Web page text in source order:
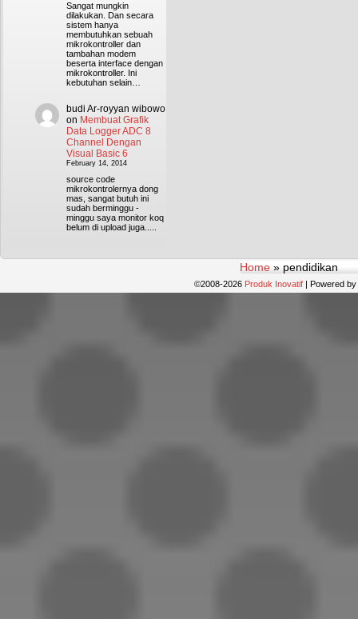
Sangat mungkin
dilakukan. Dan secara
sistem hanya
membutuhkan sebuah
mikrokontroller dan
tambahan modem
beserta interface dengan
mikrokontroller. Ini
kebutuhan selain…
budi Ar-royyan wibowo
on Membuat Grafik
Data Logger ADC 8
Channel Dengan
Visual Basic 6
February 14, 2014
source code
mikrokontrolernya dong
mas, sangat butuh ini
sudah berminggu -
minggu saya monitor koq
belum di upload juga.....
Home » pendidikan
©2008-2026 Produk Inovatif | Powered by